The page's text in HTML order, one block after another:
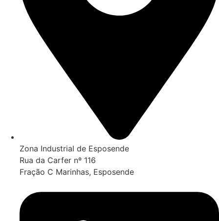
Zona Industrial de Esposende
Rua da Carfer nº 116
Fração C Marinhas, Esposende